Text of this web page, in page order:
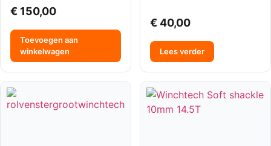
€ 150,00
Toevoegen aan
winkelwagen
€40,00
Lees verder